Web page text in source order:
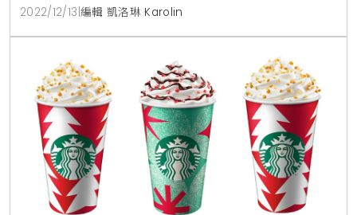
OUTLET、和苑三井花園飯店之後，在台灣的重大建
設，就是為了讓大家有更不一樣的日系生活體驗。以
「for the Vivid Colors of Life」為設計概念，象徵著
2022/12/13 編輯 凱洛琳 Karolin